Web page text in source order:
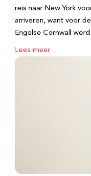
reis naar New York
arriveren, want voor
Engelse Cornwall
Lees meer